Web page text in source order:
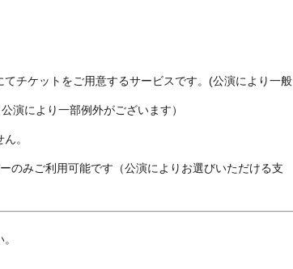
チケットをご用意するサービスです。(公演により一般
演により一部例外がございます）
。
のみご利用可能です（公演によりお選びいただける支